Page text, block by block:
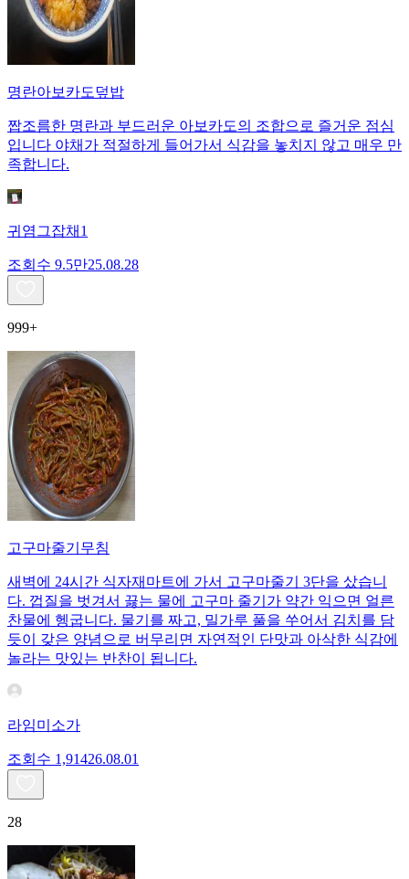
명란아보카도덮밥
짭조름한 명란과 부드러운 아보카도의 조합으로 즐거운 점심
입니다 야채가 적절하게 들어가서 식감을 놓치지 않고 매우 만
족합니다.
귀염그잡채1
조회수 9.5만25.08.28
999+
고구마줄기무침
새벽에 24시간 식자재마트에 가서 고구마줄기 3단을 샀습니
다. 껍질을 벗겨서 끓는 물에 고구마 줄기가 약간 익으면 얼른
찬물에 헹굽니다. 물기를 짜고, 밀가루 풀을 쑤어서 김치를 담
듯이 갖은 양념으로 버무리면 자연적인 단맛과 아삭한 식감에
놀라는 맛있는 반찬이 됩니다.
라임미소가
조회수 1,91426.08.01
28